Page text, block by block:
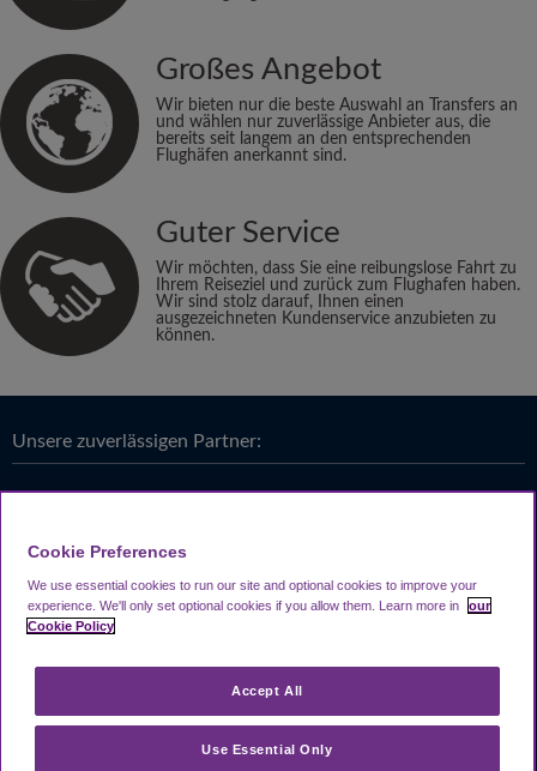
Großes Angebot
Wir bieten nur die beste Auswahl an Transfers an
und wählen nur zuverlässige Anbieter aus, die
bereits seit langem an den entsprechenden
Flughäfen anerkannt sind.
Guter Service
Wir möchten, dass Sie eine reibungslose Fahrt zu
Ihrem Reiseziel und zurück zum Flughafen haben.
Wir sind stolz darauf, Ihnen einen
ausgezeichneten Kundenservice anzubieten zu
können.
Unsere zuverlässigen Partner:
Cookie Preferences
We use essential cookies to run our site and optional cookies to improve your
experience. We'll only set optional cookies if you allow them. Learn more in
our
Cookie Policy
Use Essential Only
Accept All